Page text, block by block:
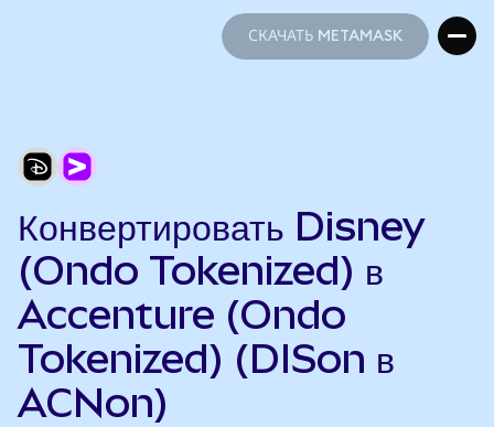
СКАЧАТЬ METAMASK
Конвертировать Disney
(Ondo Tokenized) в
Accenture (Ondo
Tokenized) (DISon в
ACNon)